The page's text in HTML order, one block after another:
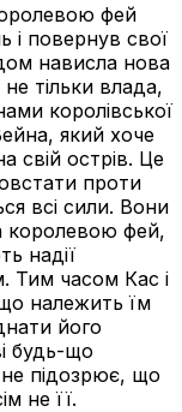
фей
і повернув свої
нависла нова
тільки влада,
королівської
який хоче
свій острів. Це
проти
всі сили. Вони
королевою фей,
надії
Тим часом Кас і
належить їм
його
будь-що
не підозрює, що
не її.